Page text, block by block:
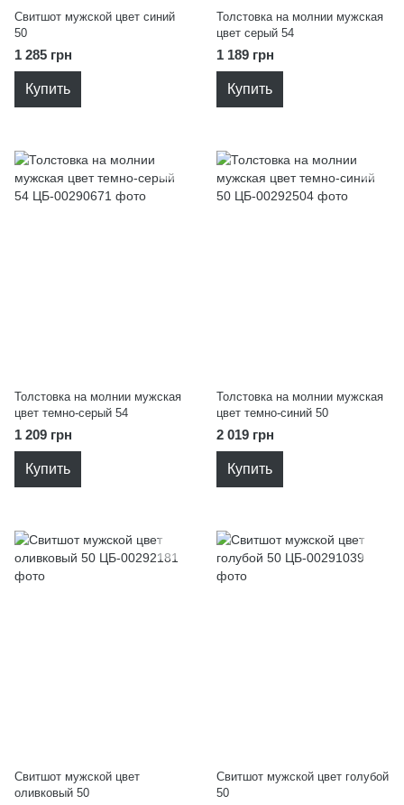
Свитшот мужской цвет синий
50
1 285 грн
Купить
Толстовка на молнии мужская
цвет серый 54
1 189 грн
Купить
Толстовка на молнии мужская
цвет темно-серый 54
1 209 грн
Купить
Толстовка на молнии мужская
цвет темно-синий 50
2 019 грн
Купить
Свитшот мужской цвет
оливковый 50
Свитшот мужской цвет голубой
50